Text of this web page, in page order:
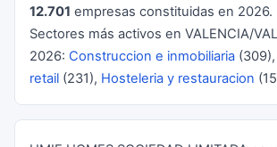
12.701 empresas constituidas en 2026.
Sectores más activos en VALENCIA/
2026: Construccion e inmobiliaria (309),
retail (231), Hosteleria y restauracion